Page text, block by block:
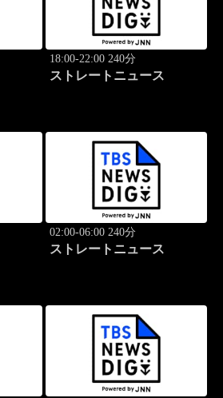
18:00-22:00 240分
ストレートニュース
02:00-06:00 240分
ストレートニュース